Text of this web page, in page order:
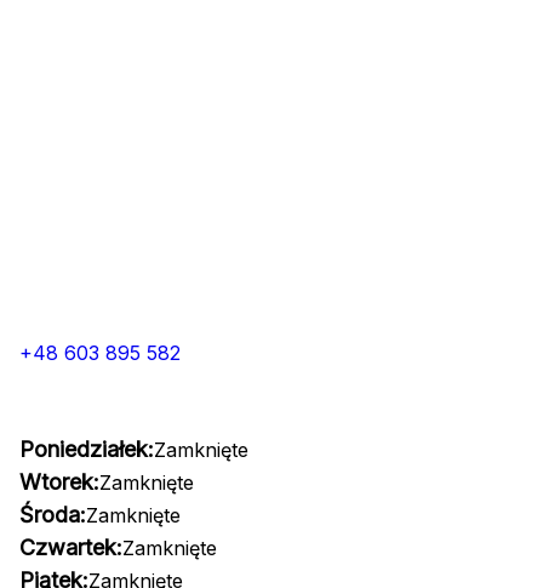
+48 603 895 582
Poniedziałek:Zamknięte
Wtorek:Zamknięte
Środa:Zamknięte
Czwartek:Zamknięte
Piątek:Zamknięte